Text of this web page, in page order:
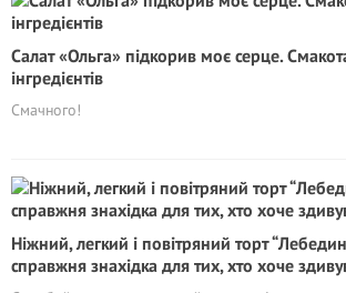
Салат «Ольга» підкорив моє серце.
інгредієнтів
Смачного!
Ніжний, легкий і повітряний торт
справжня знахідка для тих, хто хоче